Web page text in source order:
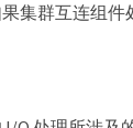
集群互连组